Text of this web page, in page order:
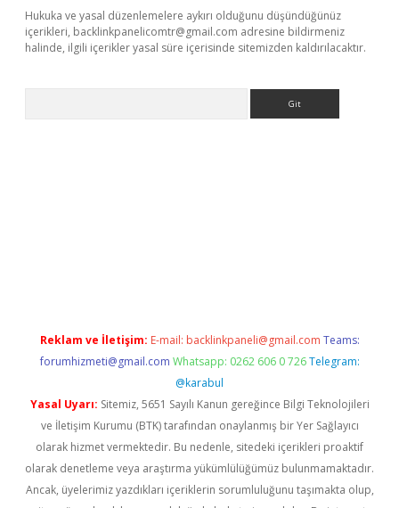
Hukuka ve yasal düzenlemelere aykırı olduğunu düşündüğünüz
içerikleri, backlinkpanelicomtr@gmail.com adresine bildirmeniz
halinde, ilgili içerikler yasal süre içerisinde sitemizden kaldırılacaktır.
Reklam ve İletişim: E-mail: backlinkpaneli@gmail.com Teams:
forumhizmeti@gmail.com Whatsapp: 0262 606 0 726 Telegram:
@karabul
Yasal Uyarı: Sitemiz, 5651 Sayılı Kanun gereğince Bilgi Teknolojileri
ve İletişim Kurumu (BTK) tarafından onaylanmış bir Yer Sağlayıcı
olarak hizmet vermektedir. Bu nedenle, sitedeki içerikleri proaktif
olarak denetleme veya araştırma yükümlülüğümüz bulunmamaktadır.
Ancak, üyelerimiz yazdıkları içeriklerin sorumluluğunu taşımakta olup,